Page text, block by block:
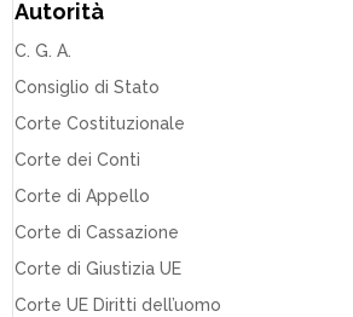
Autorità
C. G. A.
Consiglio di Stato
Corte Costituzionale
Corte dei Conti
Corte di Appello
Corte di Cassazione
Corte di Giustizia UE
Corte UE Diritti dell’uomo